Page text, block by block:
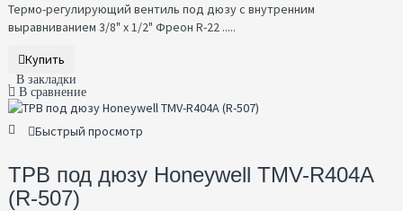
Термо-регулирующий вентиль под дюзу с внутренним
выравниванием 3/8" x 1/2" Фреон R-22 .....
Купить
В закладки
В сравнение
Быстрый просмотр
ТРВ под дюзу Honeywell TMV-R404A
(R-507)